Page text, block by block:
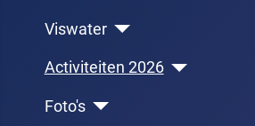
Viswater
Activiteiten 2026
Foto's